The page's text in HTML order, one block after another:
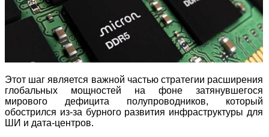
Этот шаг является важной частью стратегии расширения
глобальных мощностей на фоне затянувшегося
мирового дефицита полупроводников, который
обострился из-за бурного развития инфраструктуры для
ШИ и дата-центров.